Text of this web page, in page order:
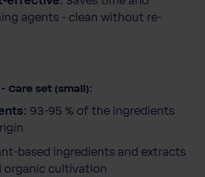
agents - clean without re-
- Care set (small):
93-95 % of the ingredients
based ingredients and extracts
cultivation